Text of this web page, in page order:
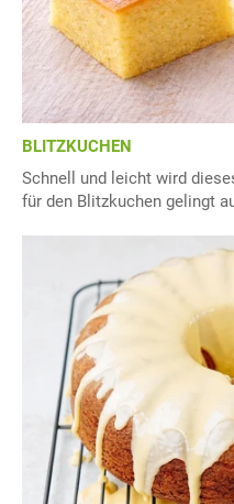
BLITZKUCHEN
Schnell und leicht wird
für den Blitzkuchen gelingt